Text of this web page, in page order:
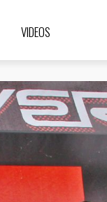
VIDEOS